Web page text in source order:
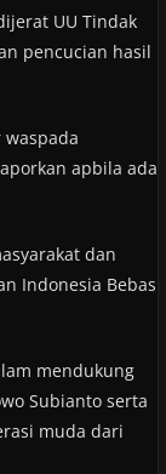
UU Tindak
pencucian hasil
apbila ada
dan
Indonesia Bebas
mendukung
Subianto serta
muda dari